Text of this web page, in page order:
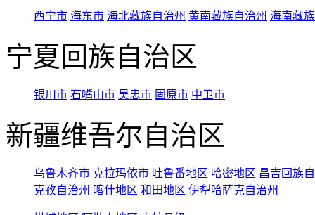
西宁市 海东市 海北藏族自治州 黄南藏族自治州 海南藏
宁夏回族自治区
银川市 石嘴山市 吴忠市 固原市 中卫市
新疆维吾尔自治区
乌鲁木齐市 克拉玛依市 吐鲁番地区 哈密地区 昌吉回族
克孜自治州 喀什地区 和田地区 伊犁哈萨克自治州